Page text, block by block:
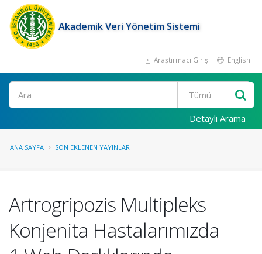
Akademik Veri Yönetim Sistemi
Araştırmacı Girişi English
Ara
Detaylı Arama
ANA SAYFA SON EKLENEN YAYINLAR
Artrogripozis Multipleks
Konjenita Hastalarımızda